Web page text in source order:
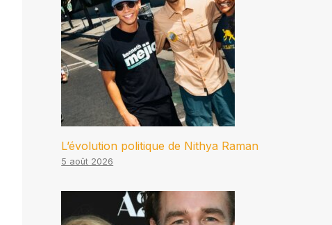
L’évolution politique de Nithya Raman
5 août 2026